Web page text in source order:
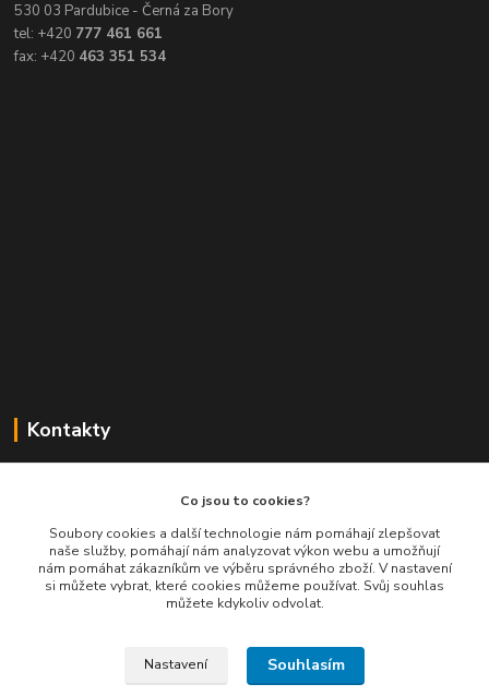
530 03 Pardubice - Černá za Bory
tel: +420 777 461 661
fax: +420 463 351 534
Kontakty
+420 777 461 661
(Po-Pá, 8-16 hod.)
info@balimespolu.cz
Co jsou to cookies?
Soubory cookies a další technologie nám pomáhají zlepšovat
naše služby, pomáhají nám analyzovat výkon webu a umožňují
nám pomáhat zákazníkům ve výběru správného zboží. V nastavení
si můžete vybrat, které cookies můžeme používat. Svůj souhlas
můžete kdykoliv odvolat.
Nastavení Souhlasím